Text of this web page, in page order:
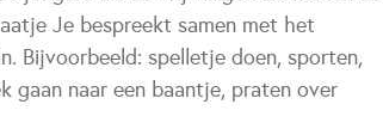
Je bespreekt samen met het
Bijvoorbeeld: spelletje doen, sporten,
gaan naar een baantje, praten over